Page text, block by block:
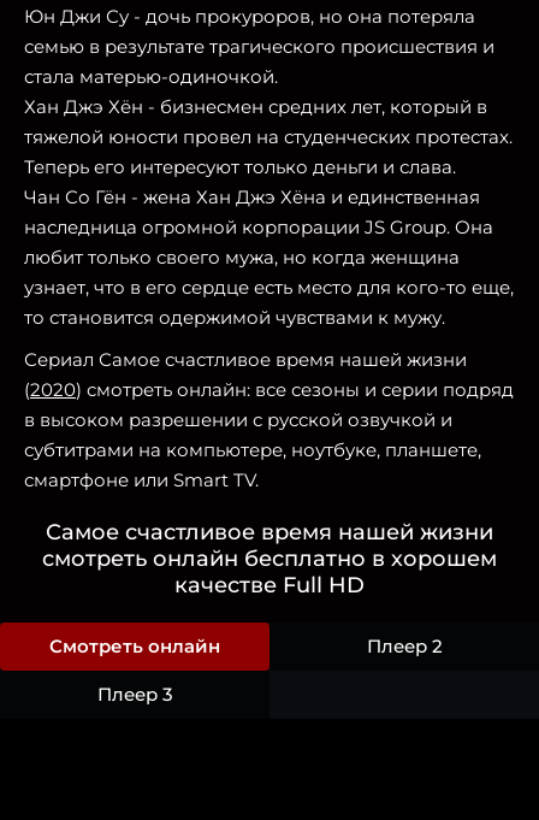
Юн Джи Су - дочь прокуроров, но она потеряла
семью в результате трагического происшествия и
стала матерью-одиночкой.
Хан Джэ Хён - бизнесмен средних лет, который в
тяжелой юности провел на студенческих протестах.
Теперь его интересуют только деньги и слава.
Чан Со Гён - жена Хан Джэ Хёна и единственная
наследница огромной корпорации JS Group. Она
любит только своего мужа, но когда женщина
узнает, что в его сердце есть место для кого-то еще,
то становится одержимой чувствами к мужу.
Сериал Самое счастливое время нашей жизни
(2020) смотреть онлайн: все сезоны и серии подряд
в высоком разрешении с русской озвучкой и
субтитрами на компьютере, ноутбуке, планшете,
смартфоне или Smart TV.
Самое счастливое время нашей жизни
смотреть онлайн бесплатно в хорошем
качестве Full HD
Смотреть онлайн Плеер 2
Плеер 3